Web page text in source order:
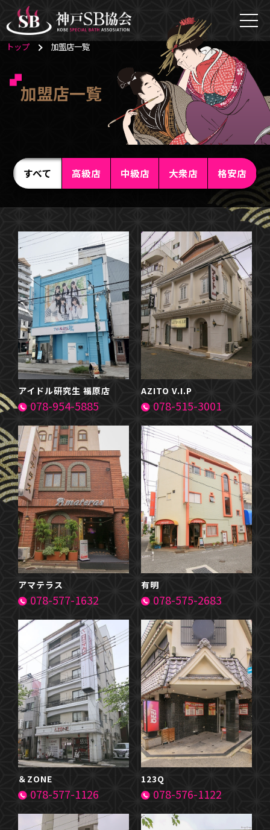
トップ 加盟店一覧
加盟店一覧
すべて 高級店 中級店 大衆店 格安店
アイドル研究生 福原店
078-954-5885
AZITO V.I.P
078-515-3001
アマテラス
078-577-1632
有明
078-575-2683
＆ZONE
078-577-1126
123Q
078-576-1122